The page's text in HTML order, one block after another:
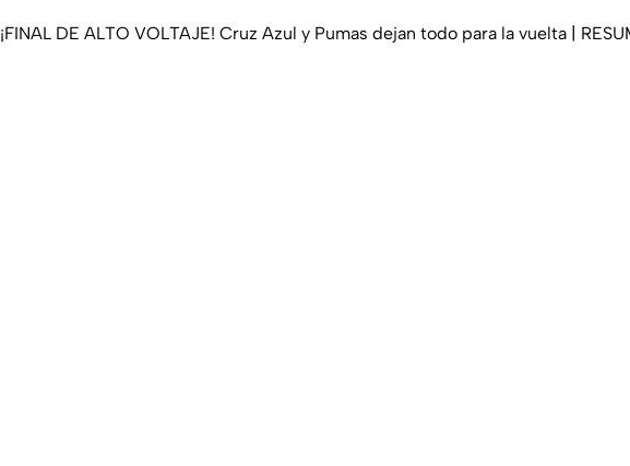
¡FINAL DE ALTO VOLTAJE! Cruz Azul y Pumas dejan todo para la vuelta |